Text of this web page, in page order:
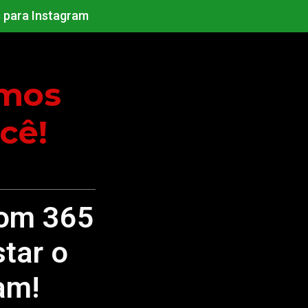
365
o
Instagram